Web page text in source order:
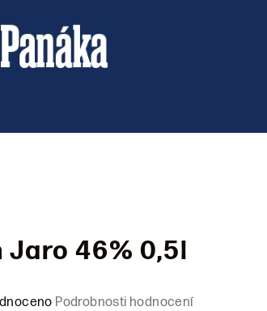
Jaro 46% 0,5l
Podrobnosti hodnocení